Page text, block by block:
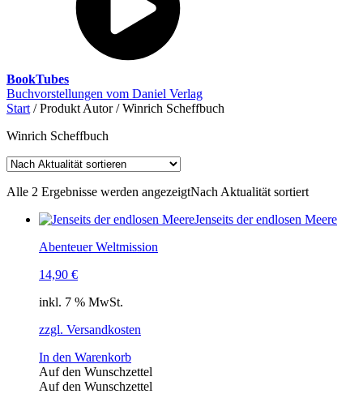
BookTubes
Buchvorstellungen vom Daniel Verlag
Start / Produkt Autor / Winrich Scheffbuch
Winrich Scheffbuch
Alle 2 Ergebnisse werden angezeigtNach Aktualität sortiert
Jenseits der endlosen Meere
Abenteuer Weltmission
14,90 €
inkl. 7 % MwSt.
zzgl. Versandkosten
In den Warenkorb
Auf den Wunschzettel
Auf den Wunschzettel